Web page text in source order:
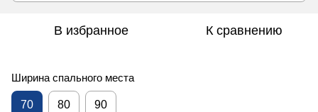
В избранное К сравнению
Ширина спального места
70 80 90